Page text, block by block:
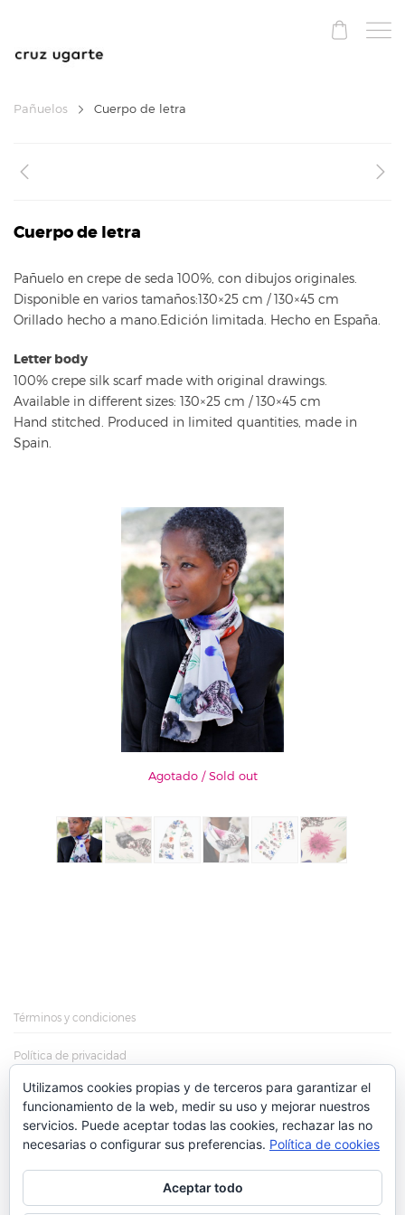
Pañuelos Cuerpo de letra
Agotado / Sold out
Cuerpo de letra
Pañuelo en crepe de seda 100%, con dibujos originales.
Disponible en varios tamaños:130×25 cm / 130×45 cm
Orillado hecho a mano.Edición limitada. Hecho en España.
Letter body
100% crepe silk scarf made with original drawings.
Available in different sizes: 130×25 cm / 130×45 cm
Hand stitched. Produced in limited quantities, made in
Spain.
Términos y condiciones
Política de privacidad
Política de cookies
Más información sobre las cookies
Utilizamos cookies propias y de terceros para garantizar el
funcionamiento de la web, medir su uso y mejorar nuestros
servicios. Puede aceptar todas las cookies, rechazar las no
necesarias o configurar sus preferencias. Política de cookies
Aceptar todo